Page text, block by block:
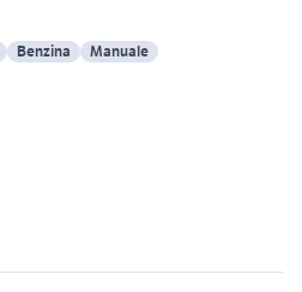
Benzina Manuale